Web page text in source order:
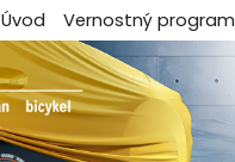
Úvod Vernostný program